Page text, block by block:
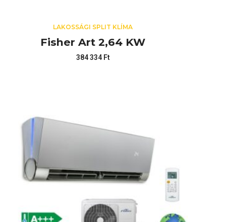
LAKOSSÁGI SPLIT KLÍMA
Fisher Art 2,64 KW
384 334 Ft